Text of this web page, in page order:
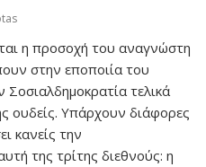
η προσοχή του αναγνώστη
στην εποποιία του
τελικά
ουδείς. Υπάρχουν διάφορες
κανείς την
της τρίτης διεθνούς: η